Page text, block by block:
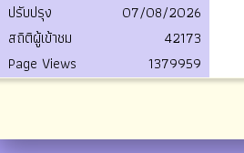
ปรับปรุง
07/08/2026
สถิติผู้เข้าชม
42173
Page Views
1379959